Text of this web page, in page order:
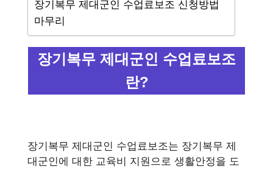
장기복무 제대군인 수업료보조 신청방법
마무리
장기복무 제대군인 수업료보조
란?
장기복무 제대군인 수업료보조는 장기복무 제
대군인에 대한 교육비 지원으로 생활안정을 도